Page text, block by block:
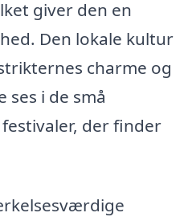
giver den en
Den lokale kultur
charme og
i de små
der finder